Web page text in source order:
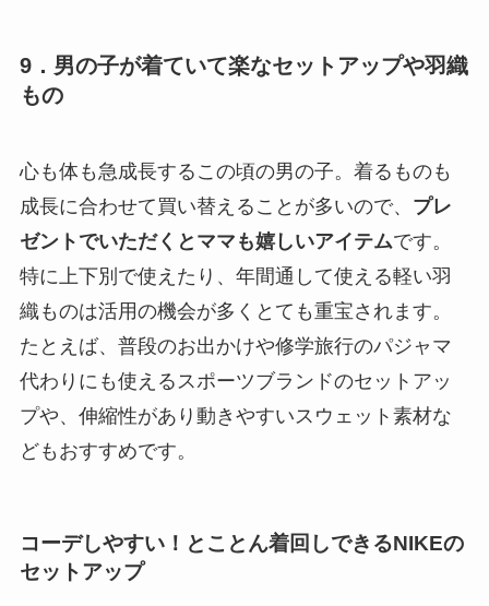
9．男の子が着ていて楽なセットアップや羽織
もの
心も体も急成長するこの頃の男の子。着るものも
成長に合わせて買い替えることが多いので、 プレ
ゼントでいただくとママも嬉しいアイテムです。
特に上下別で使えたり、年間通して使える軽い羽
織ものは活用の機会が多くとても重宝されます。
たとえば、普段のお出かけや修学旅行のパジャマ
代わりにも使えるスポーツブランドのセットアッ
プや、伸縮性があり動きやすいスウェット素材な
どもおすすめです。
コーデしやすい！とことん着回しできるNIKEの
セットアップ